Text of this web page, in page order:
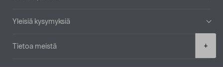
+
Yleisiä kysymyksiä
Tietoa meistä